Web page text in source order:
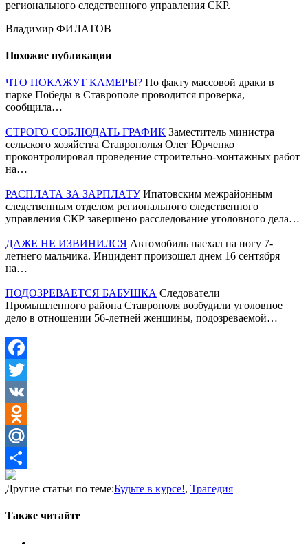
регионального следственного управления СКР.
Владимир ФИЛАТОВ
Похожие публикации
ЧТО ПОКАЖУТ КАМЕРЫ? По факту массовой драки в
парке Победы в Ставрополе проводится проверка,
сообщила…
СТРОГО СОБЛЮДАТЬ ГРАФИК Заместитель министра
сельского хозяйства Ставрополья Олег Юрченко
проконтролировал проведение строительно-монтажных работ
на…
РАСПЛАТА ЗА ЗАРПЛАТУ Ипатовским межрайонным
следственным отделом регионального следственного
управления СКР завершено расследование уголовного дела…
ДАЖЕ НЕ ИЗВИНИЛСЯ Автомобиль наехал на ногу 7-
летнего мальчика. Инцидент произошел днем 16 сентября
на…
ПОДОЗРЕВАЕТСЯ БАБУШКА Следователи
Промышленного района Ставрополя возбудили уголовное
дело в отношении 56-летней женщины, подозреваемой…
Facebook
Twitter
VK
Odnoklassniki
Mail.Ru
Отправить
Другие статьи по теме:Будьте в курсе!, Трагедия
Также читайте